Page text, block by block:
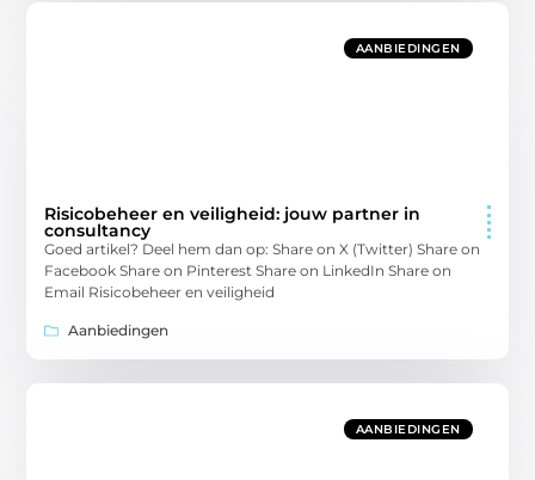
AANBIEDINGEN
Risicobeheer en veiligheid: jouw partner in
consultancy
Goed artikel? Deel hem dan op: Share on X (Twitter) Share on
Facebook Share on Pinterest Share on LinkedIn Share on
Email Risicobeheer en veiligheid
Aanbiedingen
AANBIEDINGEN